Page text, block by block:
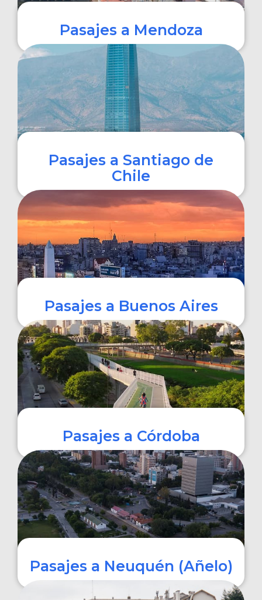
Pasajes a Mendoza
COMPRAR
Pasajes a Santiago de
Chile
Pasajes a Buenos Aires
COMPRAR
Pasajes a Córdoba
COMPRAR
Pasajes a Neuquén (Añelo)